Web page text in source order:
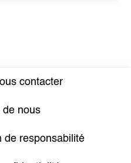
contacter
de nous
de responsabilité